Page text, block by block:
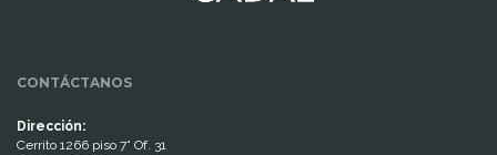
CONTÁCTANOS
Dirección:
Cerrito 1266 piso 7° Of. 31